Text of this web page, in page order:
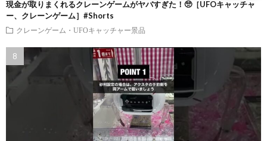
現金が取りまくれるクレーンゲームがヤバすぎた！🥺［UFOキャッチャ
ー、クレーンゲーム］#Shorts
クレーンゲーム・UFOキャッチャー景品